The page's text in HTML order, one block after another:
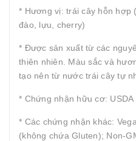
* Hương vị: trái cây hỗn hợp
đào, lựu, cherry)
* Được sản xuất từ các
thiên nhiên. Màu sắc và
tạo nên từ nước trái cây tự
* Chứng nhận hữu cơ: USDA
* Các chứng nhận khác:
(không chứa Gluten); Non-